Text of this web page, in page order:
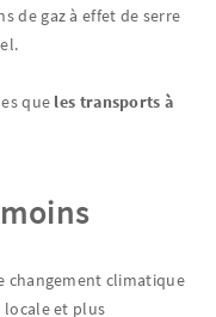
de gaz à effet de serre
que les transports à
changement climatique
locale et plus